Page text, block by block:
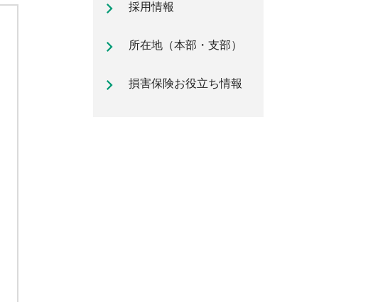
採用情報
所在地（本部・支部）
損害保険お役立ち情報